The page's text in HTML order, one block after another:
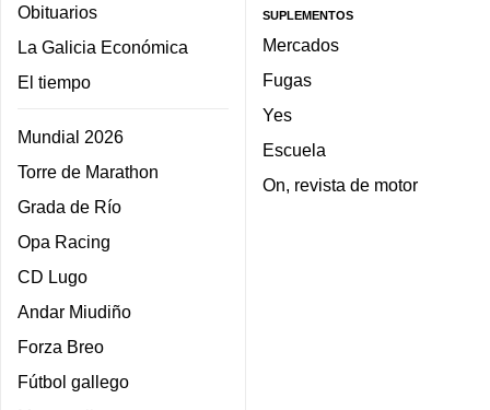
Obituarios
La Galicia Económica
El tiempo
Mundial 2026
Torre de Marathon
Grada de Río
Opa Racing
CD Lugo
Andar Miudiño
Forza Breo
Fútbol gallego
SUPLEMENTOS
Mercados
Fugas
Yes
Escuela
On, revista de motor